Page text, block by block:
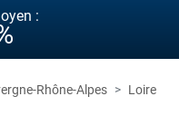
:
Rhône-Alpes
Loire